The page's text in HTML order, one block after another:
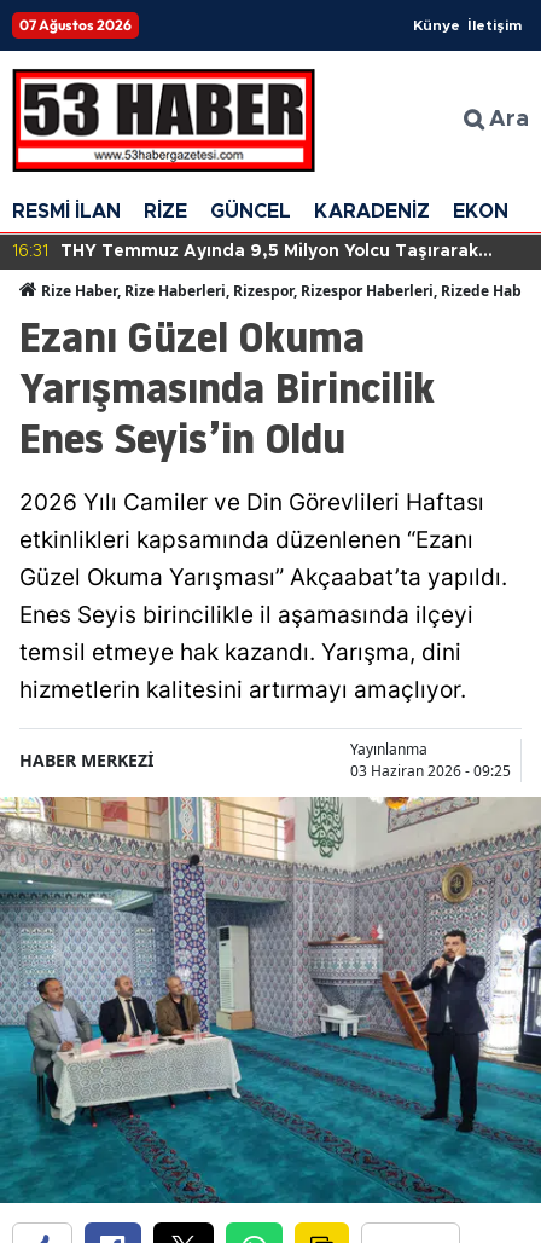
07 Ağustos 2026 Künye İletişim
Ara
RESMİ İLAN RİZE GÜNCEL KARADENİZ
16:31
THY Temmuz Ayında 9,5 Milyon Yolcu Taşırarak
Rize Haber, Rize Haberleri, Rizespor, Rizespor Haberleri, Rizede
Ezanı Güzel Okuma
Yarışmasında Birincilik
Enes Seyis’in Oldu
2026 Yılı Camiler ve Din Görevlileri Haftası
etkinlikleri kapsamında düzenlenen “Ezanı
Güzel Okuma Yarışması” Akçaabat’ta yapıldı.
Enes Seyis birincilikle il aşamasında ilçeyi
temsil etmeye hak kazandı. Yarışma, dini
hizmetlerin kalitesini artırmayı amaçlıyor.
HABER MERKEZİ
Yayınlanma
03 Haziran 2026 - 09:25